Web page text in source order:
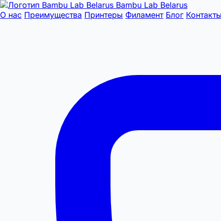
Bambu Lab Belarus
О нас Преимущества Принтеры Филамент Блог